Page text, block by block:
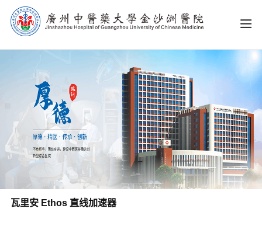
瓦里安 Ethos 直线加速器